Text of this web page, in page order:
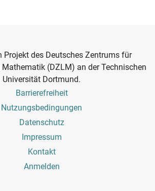
Projekt des Deutsches Zentrums für
(DZLM) an der Technischen
Universität Dortmund.
Barrierefreiheit
Nutzungsbedingungen
Datenschutz
Impressum
Kontakt
Anmelden